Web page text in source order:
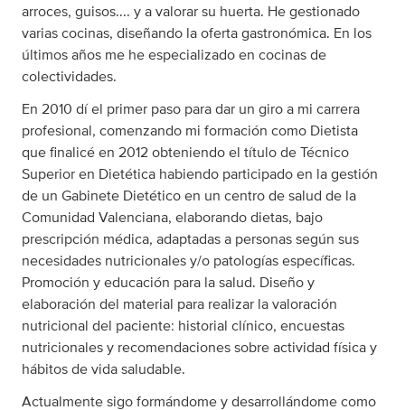
arroces, guisos.... y a valorar su huerta. He gestionado
varias cocinas, diseñando la oferta gastronómica. En los
últimos años me he especializado en cocinas de
colectividades.
En 2010 dí el primer paso para dar un giro a mi carrera
profesional, comenzando mi formación como Dietista
que finalicé en 2012 obteniendo el título de Técnico
Superior en Dietética habiendo participado en la gestión
de un Gabinete Dietético en un centro de salud de la
Comunidad Valenciana, elaborando dietas, bajo
prescripción médica, adaptadas a personas según sus
necesidades nutricionales y/o patologías específicas.
Promoción y educación para la salud. Diseño y
elaboración del material para realizar la valoración
nutricional del paciente: historial clínico, encuestas
nutricionales y recomendaciones sobre actividad física y
hábitos de vida saludable.
Actualmente sigo formándome y desarrollándome como